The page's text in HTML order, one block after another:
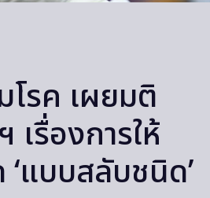
รค เผยมติ
เรื่องการให้
แบบสลับชนิด’